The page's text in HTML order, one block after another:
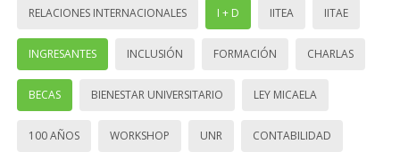
RELACIONES INTERNACIONALES I + D IITEA IITAE
INGRESANTES INCLUSIÓN FORMACIÓN CHARLAS
BECAS BIENESTAR UNIVERSITARIO LEY MICAELA
100 AÑOS WORKSHOP UNR CONTABILIDAD